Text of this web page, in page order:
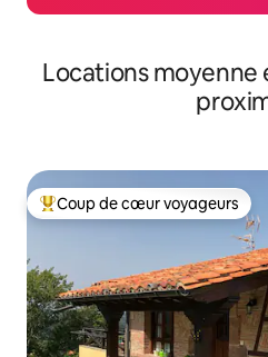
Locations moyenne
Coups de cœur voyageurs les
Coup de cœur voyageurs